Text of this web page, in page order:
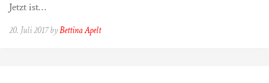
Jetzt ist…
20. Juli 2017 byBettina Apelt